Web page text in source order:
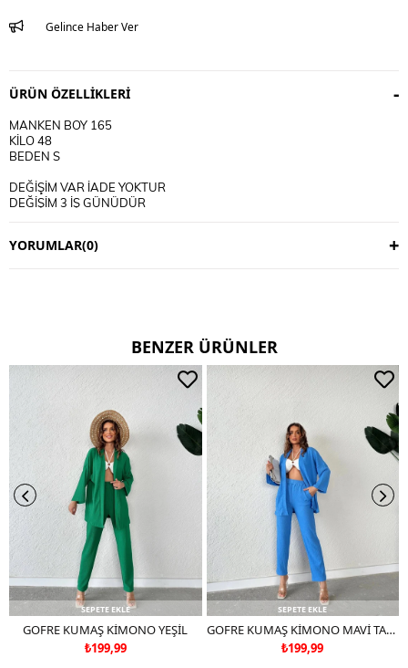
Gelince Haber Ver
ÜRÜN ÖZELLIKLERI
MANKEN BOY 165
KİLO 48
BEDEN S
DEĞİŞİM VAR İADE YOKTUR
DEĞİŞİM 3 İŞ GÜNÜDÜR
KULLANIM TALİMATI
YORUMLAR(0)
BENZER ÜRÜNLER
SEPETE EKLE
GOFRE KUMAŞ KİMONO YEŞİL
₺199,99
SEPETE EKLE
GOFRE KUMAŞ KİMONO MAVİ TAKIM DEĞİLDİR
₺199,99